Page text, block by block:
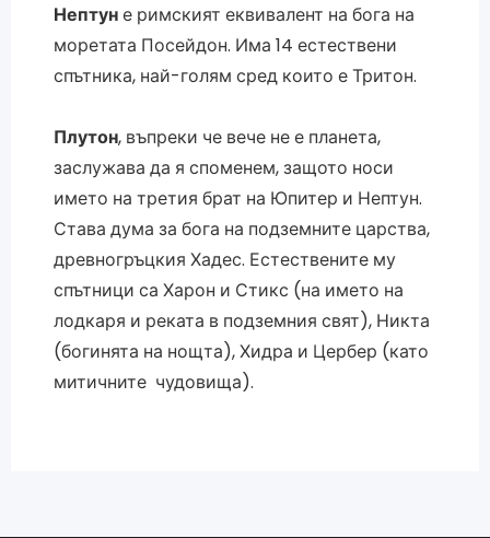
Нептуне римският еквивалент на бога на
моретата Посейдон. Има 14 естествени
спътника, най-голям сред които е Тритон.
Плутон, въпреки че вече не е планета,
заслужава да я споменем, защото носи
името на третия брат на Юпитер и Нептун.
Става дума за бога на подземните царства,
древногръцкия Хадес. Естествените му
спътници са Харон и Стикс (на името на
лодкаря и реката в подземния свят), Никта
(богинята на нощта), Хидра и Цербер (като
митичните чудовища).